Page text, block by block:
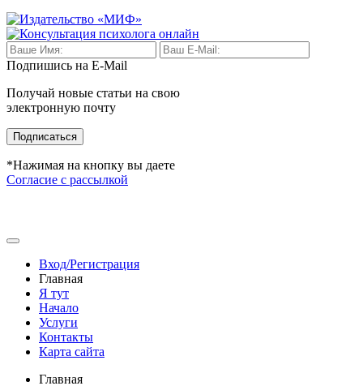
Подпишись на E-Mail
Получай новые статьи на свою
электронную почту
Подписаться
*Нажимая на кнопку вы даете
Согласие с рассылкой
Вход/Регистрация
Главная
Я тут
Начало
Услуги
Контакты
Карта сайта
Главная